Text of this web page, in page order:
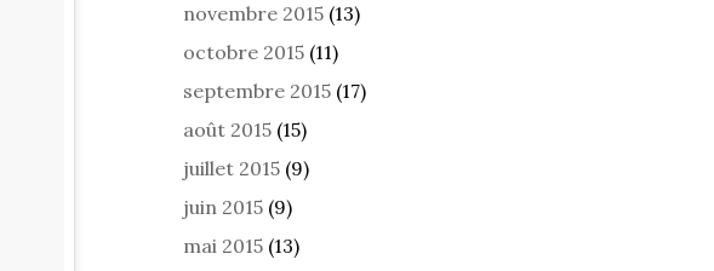
novembre 2015 (13)
octobre 2015 (11)
septembre 2015 (17)
août 2015 (15)
juillet 2015 (9)
juin 2015 (9)
mai 2015 (13)